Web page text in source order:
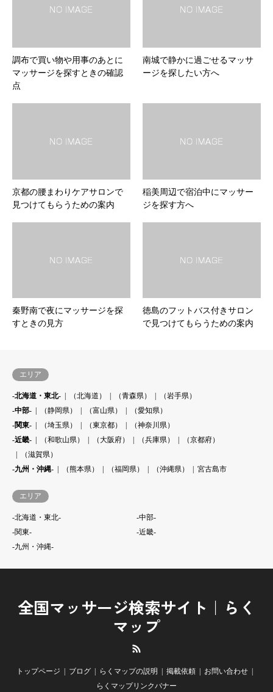
調布で買い物や用事のあとに
マッサージを探すときの確認
点
南城で静かに過ごせるマッサ
ージを探したい方へ
京都の腰まわりケアサロンで
見つけてもらうための案内
稲美周辺で宿泊中にマッサー
ジを探す方へ
秦野南で夜にマッサージを探
すときの見方
徳島のフットバス付きサロン
で見つけてもらうための案内
エリア
-北海道・東北- （北海道） （青森県）
（岩手県）
-中部-
（静岡県） （富山県）
（愛知県）
-関東-
（埼玉県） （東京都）
（神奈川県）
-近畿-
（和歌山県） （大阪府） （兵庫県）
（京都府）
（滋賀県）
-九州・沖縄-
（熊本県） （福岡県） （沖縄県） 宮古島市
エリア
-北海道・東北-
-中部-
-関東-
-近畿-
-九州・沖縄-
全国マッサージ検索サイト｜らく
マップ
トップページ ブログ らくマップの説明 掲載依頼
お問い合わせ
らくマップリンクバナー